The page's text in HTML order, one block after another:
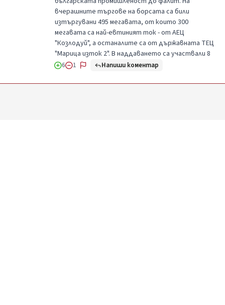
вчерашните търгове на борсата са били
изтъргувани 495 мегавата, от които 300
мегавата са най-евтиният ток - от АЕЦ
"Козлодуй", а останалите са от държавната ТЕЦ
"Марица изток 2". В наддаването са участвали 8
6 1 Напиши коментар